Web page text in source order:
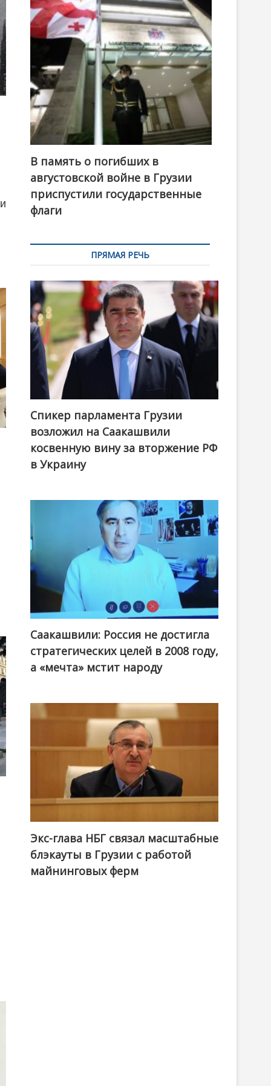
o
n
В память о погибших в
августовской войне в Грузии
приспустили государственные
флаги
ПРЯМАЯ РЕЧЬ
Спикер парламента Грузии
возложил на Саакашвили
косвенную вину за вторжение РФ
в Украину
Саакашвили: Россия не достигла
стратегических целей в 2008 году,
а «мечта» мстит народу
Экс-глава НБГ связал масштабные
блэкауты в Грузии с работой
майнинговых ферм